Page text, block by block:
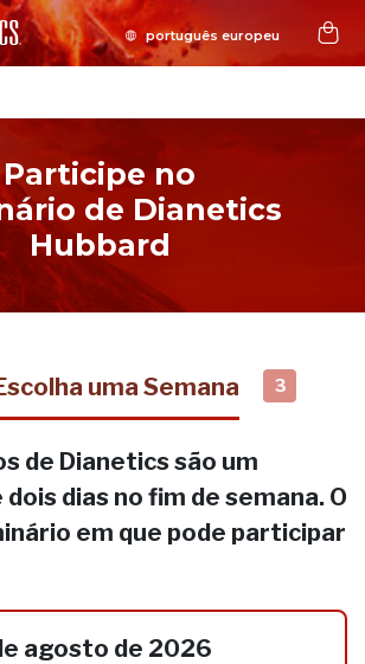
Participe no
de Dianetics
Hubbard
uma Semana 3
de Dianetics são um
dias no fim de semana. O
em que pode participar
agosto de 2026